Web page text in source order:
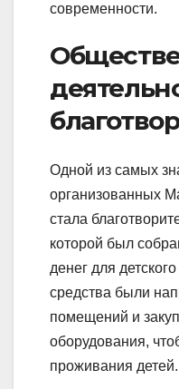
современности.
Одной из самых
организованных
стала
которой был
денег для
средства были
помещений и
оборудования,
проживания детей.